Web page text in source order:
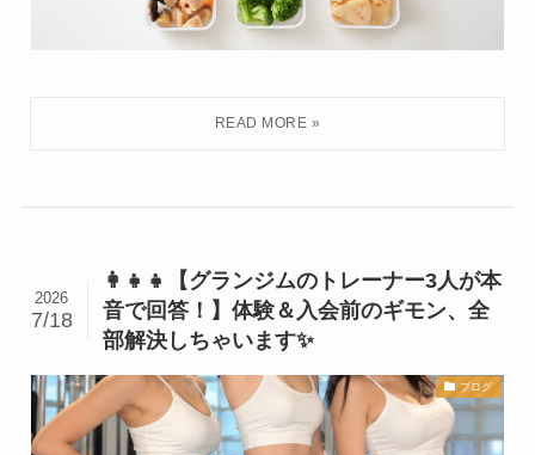
👩‍👧‍👧【グランジムのトレーナー3人が本
音で回答！】体験＆入会前のギモン、全
部解決しちゃいます✨
2026
7/18
ブログ